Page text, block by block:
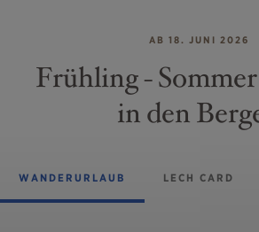
AB 18. JUNI 2026
Frühling -
in den
WANDERURLAUB LECH CARD